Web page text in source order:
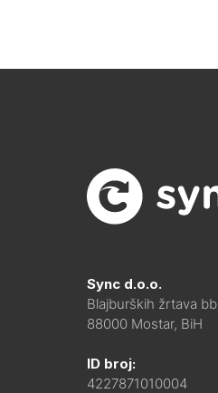
Sync d.o.o.
Blajburških žrtava bb
88000 Mostar, BiH
ID broj:
4227871010004